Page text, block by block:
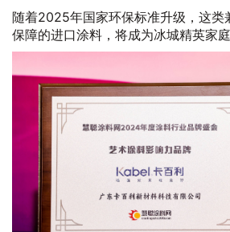
随着2025年国家环保标准升级，这类
保障的进口涂料，将成为冰城精英家庭